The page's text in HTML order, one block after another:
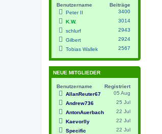
Benutzername
Beiträge
Peter II
3400
K.W.
3014
schlurf
2943
Gilbert
2924
Tobias Wallek
2567
NEUE MITGLIEDER
Benutzername
Registriert
AllanReuter67
05 Aug
Andrew736
25 Jul
AntonAuerbach
22 Jul
Kaevorlly
22 Jul
Specific
22 Jul